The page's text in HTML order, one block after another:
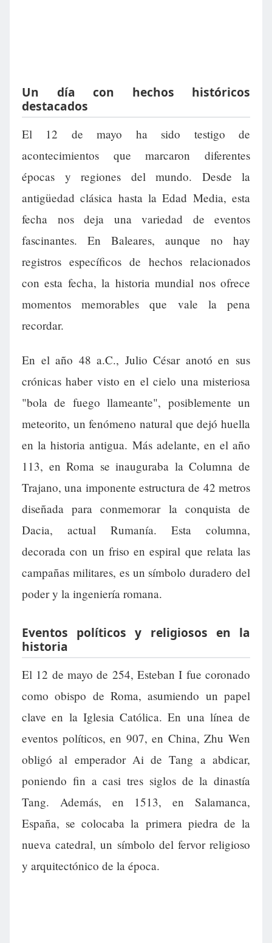
Un día con hechos históricos
destacados
El 12 de mayo ha sido testigo de
acontecimientos que marcaron diferentes
épocas y regiones del mundo. Desde la
antigüedad clásica hasta la Edad Media, esta
fecha nos deja una variedad de eventos
fascinantes. En Baleares, aunque no hay
registros específicos de hechos relacionados
con esta fecha, la historia mundial nos ofrece
momentos memorables que vale la pena
recordar.
En el año 48 a.C., Julio César anotó en sus
crónicas haber visto en el cielo una misteriosa
"bola de fuego llameante", posiblemente un
meteorito, un fenómeno natural que dejó huella
en la historia antigua. Más adelante, en el año
113, en Roma se inauguraba la Columna de
Trajano, una imponente estructura de 42 metros
diseñada para conmemorar la conquista de
Dacia, actual Rumanía. Esta columna,
decorada con un friso en espiral que relata las
campañas militares, es un símbolo duradero del
poder y la ingeniería romana.
Eventos políticos y religiosos en la
historia
El 12 de mayo de 254, Esteban I fue coronado
como obispo de Roma, asumiendo un papel
clave en la Iglesia Católica. En una línea de
eventos políticos, en 907, en China, Zhu Wen
obligó al emperador Ai de Tang a abdicar,
poniendo fin a casi tres siglos de la dinastía
Tang. Además, en 1513, en Salamanca,
España, se colocaba la primera piedra de la
nueva catedral, un símbolo del fervor religioso
y arquitectónico de la época.